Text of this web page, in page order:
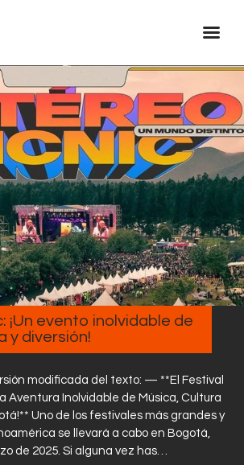
FM
La APP
¡Un evento inolvidable de
y diversión!
modificada del texto: — **El Festival
Aventura Inolvidable de Música, Cultura
Uno de los festivales más grandes y
se llevará a cabo en Bogotá,
de 2025. Si alguna vez has…